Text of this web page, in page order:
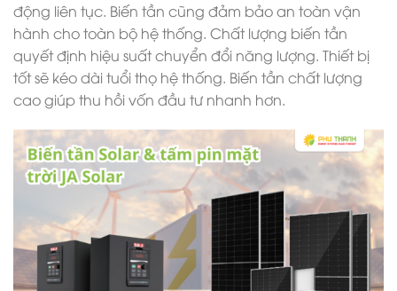
động liên tục. Biến tần cũng đảm bảo an toàn vận
hành cho toàn bộ hệ thống. Chất lượng biến tần
quyết định hiệu suất chuyển đổi năng lượng. Thiết bị
tốt sẽ kéo dài tuổi thọ hệ thống. Biến tần chất lượng
cao giúp thu hồi vốn đầu tư nhanh hơn.